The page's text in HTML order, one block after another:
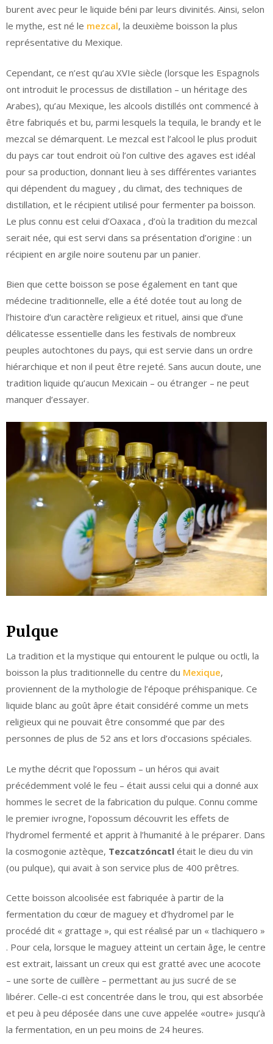
burent avec peur le liquide béni par leurs divinités. Ainsi, selon
le mythe, est né le mezcal, la deuxième boisson la plus
représentative du Mexique.
Cependant, ce n’est qu’au XVIe siècle (lorsque les Espagnols
ont introduit le processus de distillation – un héritage des
Arabes), qu’au Mexique, les alcools distillés ont commencé à
être fabriqués et bu, parmi lesquels la tequila, le brandy et le
mezcal se démarquent. Le mezcal est l’alcool le plus produit
du pays car tout endroit où l’on cultive des agaves est idéal
pour sa production, donnant lieu à ses différentes variantes
qui dépendent du maguey , du climat, des techniques de
distillation, et le récipient utilisé pour fermenter pa boisson.
Le plus connu est celui d’Oaxaca , d’où la tradition du mezcal
serait née, qui est servi dans sa présentation d’origine : un
récipient en argile noire soutenu par un panier.
Bien que cette boisson se pose également en tant que
médecine traditionnelle, elle a été dotée tout au long de
l’histoire d’un caractère religieux et rituel, ainsi que d’une
délicatesse essentielle dans les festivals de nombreux
peuples autochtones du pays, qui est servie dans un ordre
hiérarchique et non il peut être rejeté. Sans aucun doute, une
tradition liquide qu’aucun Mexicain – ou étranger – ne peut
manquer d’essayer.
Pulque
La tradition et la mystique qui entourent le pulque ou octli, la
boisson la plus traditionnelle du centre du Mexique,
proviennent de la mythologie de l’époque préhispanique. Ce
liquide blanc au goût âpre était considéré comme un mets
religieux qui ne pouvait être consommé que par des
personnes de plus de 52 ans et lors d’occasions spéciales.
Le mythe décrit que l’opossum – un héros qui avait
précédemment volé le feu – était aussi celui qui a donné aux
hommes le secret de la fabrication du pulque. Connu comme
le premier ivrogne, l’opossum découvrit les effets de
l’hydromel fermenté et apprit à l’humanité à le préparer. Dans
la cosmogonie aztèque, Tezcatzóncatl était le dieu du vin
(ou pulque), qui avait à son service plus de 400 prêtres.
Cette boisson alcoolisée est fabriquée à partir de la
fermentation du cœur de maguey et d’hydromel par le
procédé dit « grattage », qui est réalisé par un « tlachiquero »
. Pour cela, lorsque le maguey atteint un certain âge, le centre
est extrait, laissant un creux qui est gratté avec une acocote
– une sorte de cuillère – permettant au jus sucré de se
libérer. Celle-ci est concentrée dans le trou, qui est absorbée
et peu à peu déposée dans une cuve appelée «outre» jusqu’à
la fermentation, en un peu moins de 24 heures.